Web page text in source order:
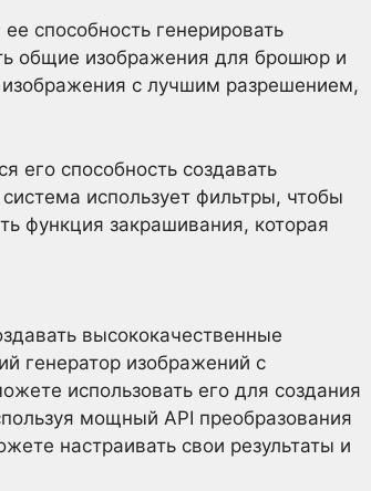
способность генерировать
общие изображения для брошюр и
с лучшим разрешением,
его способность создавать
использует фильтры, чтобы
функция закрашивания, которая
высококачественные
генератор изображений с
использовать его для создания
мощный API преобразования
настраивать свои результаты и